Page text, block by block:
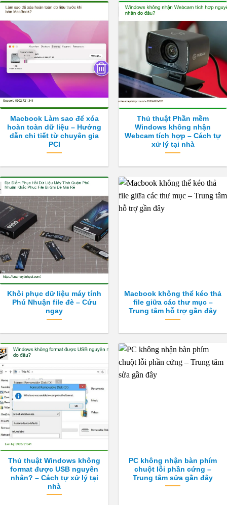
Macbook Làm sao để xóa
hoàn toàn dữ liệu – Hướng
dẫn chi tiết từ chuyên gia
PCI
Thủ thuật Phần mềm
Windows không nhận
Webcam tích hợp – Cách tự
xử lý tại nhà
Khôi phục dữ liệu máy tính
Phú Nhuận file đè – Cứu
ngay
Macbook không thể kéo thả
file giữa các thư mục –
Trung tâm hỗ trợ gần đây
Thủ thuật Windows không
format được USB nguyên
nhân? – Cách tự xử lý tại
nhà
PC không nhận bàn phím
chuột lỗi phần cứng –
Trung tâm sửa gần đây